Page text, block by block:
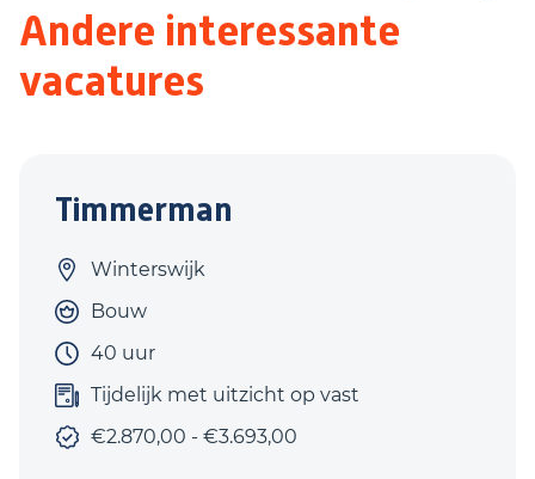
Andere interessante
vacatures
Timmerman
Winterswijk
Bouw
40 uur
Tijdelijk met uitzicht op vast
€2.870,00 - €3.693,00